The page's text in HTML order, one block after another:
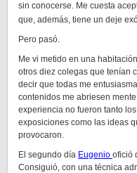
sin conocerse. Me cuesta
que, además, tiene un deje
Pero pasó.
Me vi metido en una
otros diez colegas que tenían
decir que todas me
contenidos me abriesen
experiencia no fueron tanto
exposiciones como las ideas
provocaron.
El segundo día Eugenio ofició
Consiguió, con una técnica